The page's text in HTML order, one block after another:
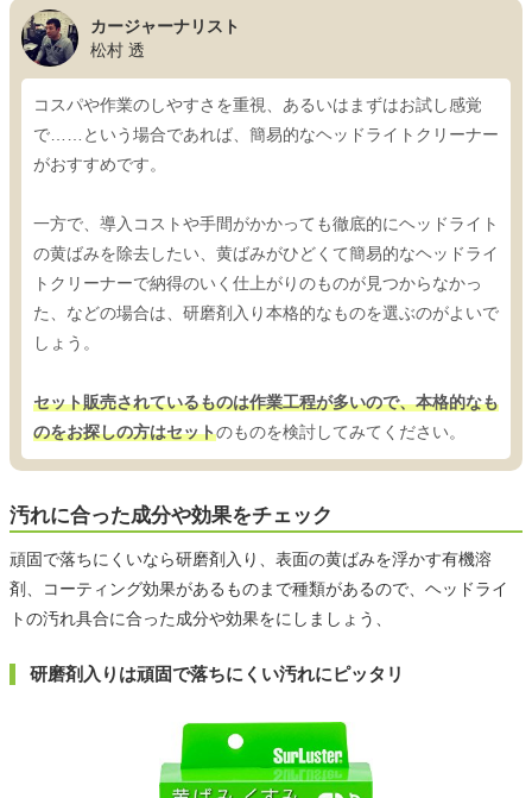
カージャーナリスト
松村 透
コスパや作業のしやすさを重視、あるいはまずはお試し感覚
で……という場合であれば、簡易的なヘッドライトクリーナー
がおすすめです。
一方で、導入コストや手間がかかっても徹底的にヘッドライト
の黄ばみを除去したい、黄ばみがひどくて簡易的なヘッドライ
トクリーナーで納得のいく仕上がりのものが見つからなかっ
た、などの場合は、研磨剤入り本格的なものを選ぶのがよいで
しょう。
セット販売されているものは作業工程が多いので、本格的なも
のをお探しの方はセットのものを検討してみてください。
汚れに合った成分や効果をチェック
頑固で落ちにくいなら研磨剤入り、表面の黄ばみを浮かす有機溶
剤、コーティング効果があるものまで種類があるので、ヘッドライ
トの汚れ具合に合った成分や効果をにしましょう、
研磨剤入りは頑固で落ちにくい汚れにピッタリ